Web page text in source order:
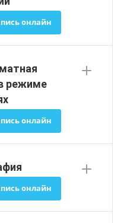
онлайн
режиме
онлайн
онлайн